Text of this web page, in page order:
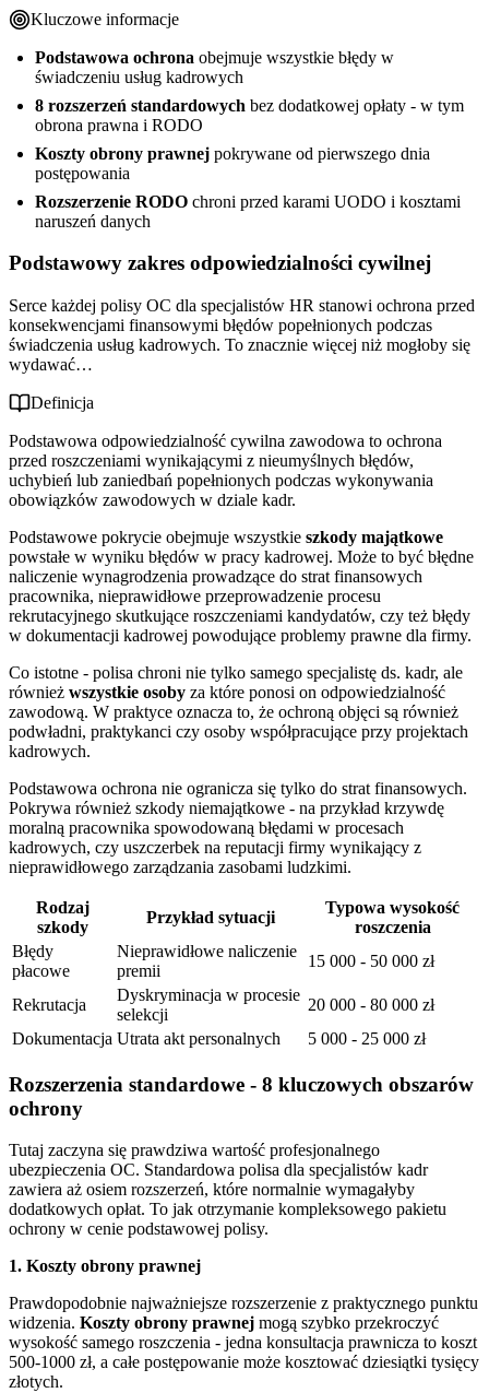
Kluczowe informacje
Podstawowa ochrona obejmuje wszystkie błędy w
świadczeniu usług kadrowych
8 rozszerzeń standardowych bez dodatkowej opłaty - w tym
obrona prawna i RODO
Koszty obrony prawnej pokrywane od pierwszego dnia
postępowania
Rozszerzenie RODO chroni przed karami UODO i kosztami
naruszeń danych
Podstawowy zakres odpowiedzialności cywilnej
Serce każdej polisy OC dla specjalistów HR stanowi ochrona przed
konsekwencjami finansowymi błędów popełnionych podczas
świadczenia usług kadrowych. To znacznie więcej niż mogłoby się
wydawać…
Definicja
Podstawowa odpowiedzialność cywilna zawodowa to ochrona
przed roszczeniami wynikającymi z nieumyślnych błędów,
uchybień lub zaniedbań popełnionych podczas wykonywania
obowiązków zawodowych w dziale kadr.
Podstawowe pokrycie obejmuje wszystkie szkody majątkowe
powstałe w wyniku błędów w pracy kadrowej. Może to być błędne
naliczenie wynagrodzenia prowadzące do strat finansowych
pracownika, nieprawidłowe przeprowadzenie procesu
rekrutacyjnego skutkujące roszczeniami kandydatów, czy też błędy
w dokumentacji kadrowej powodujące problemy prawne dla firmy.
Co istotne - polisa chroni nie tylko samego specjalistę ds. kadr, ale
również wszystkie osoby za które ponosi on odpowiedzialność
zawodową. W praktyce oznacza to, że ochroną objęci są również
podwładni, praktykanci czy osoby współpracujące przy projektach
kadrowych.
Podstawowa ochrona nie ogranicza się tylko do strat finansowych.
Pokrywa również szkody niemajątkowe - na przykład krzywdę
moralną pracownika spowodowaną błędami w procesach
kadrowych, czy uszczerbek na reputacji firmy wynikający z
nieprawidłowego zarządzania zasobami ludzkimi.
Rodzaj
szkody
Przykład sytuacji
Typowa wysokość
roszczenia
Błędy
płacowe
Nieprawidłowe naliczenie
premii
15 000 - 50 000 zł
Rekrutacja
Dyskryminacja w procesie
selekcji
20 000 - 80 000 zł
Dokumentacja Utrata akt personalnych 5 000 - 25 000 zł
Rozszerzenia standardowe - 8 kluczowych obszarów
ochrony
Tutaj zaczyna się prawdziwa wartość profesjonalnego
ubezpieczenia OC. Standardowa polisa dla specjalistów kadr
zawiera aż osiem rozszerzeń, które normalnie wymagałyby
dodatkowych opłat. To jak otrzymanie kompleksowego pakietu
ochrony w cenie podstawowej polisy.
1. Koszty obrony prawnej
Prawdopodobnie najważniejsze rozszerzenie z praktycznego punktu
widzenia. Koszty obrony prawnej mogą szybko przekroczyć
wysokość samego roszczenia - jedna konsultacja prawnicza to koszt
500-1000 zł, a całe postępowanie może kosztować dziesiątki tysięcy
złotych.